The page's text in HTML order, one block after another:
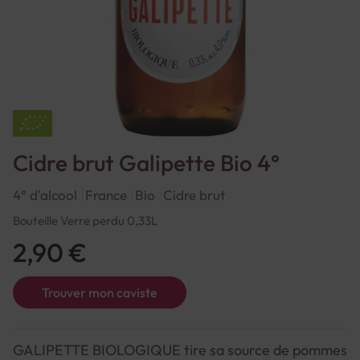
Cidre brut Galipette Bio 4°
4° d'alcool France Bio Cidre brut
Bouteille Verre perdu 0,33L
Trouver mon caviste
2,90 €
GALIPETTE BIOLOGIQUE tire sa source de pommes